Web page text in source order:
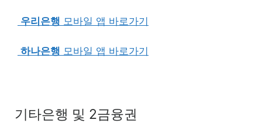
우리은행 모바일 앱 바로가기
하나은행 모바일 앱 바로가기
기타은행 및 2금융권